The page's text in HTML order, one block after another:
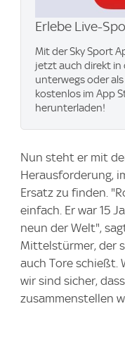
Erlebe Live-
Mit der Sky Sport
jetzt auch direkt in
unterwegs oder
kostenlos im App
herunterladen!
Nun steht er mit
Herausforderung,
Ersatz zu finden.
einfach. Er war 15
neun der Welt",
Mittelstürmer, der
auch Tore schießt.
wir sind sicher,
zusammenstellen